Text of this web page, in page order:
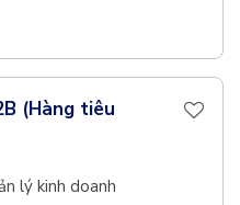
(Hàng tiêu
lý kinh doanh